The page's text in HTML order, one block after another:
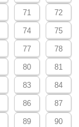
71 72
74 75
77 78
80 81
83 84
86 87
89 90